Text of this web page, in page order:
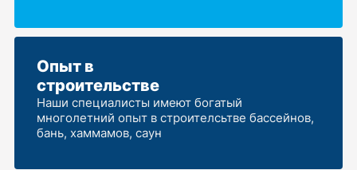
Опыт в
строительстве
Наши специалисты имеют богатый
многолетний опыт в строителсьтве бассейнов,
бань, хаммамов, саун